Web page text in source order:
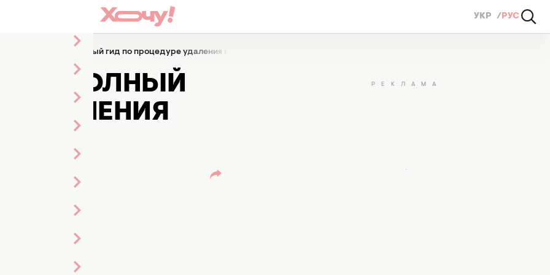
УКР РУС
эпиляция: полный гид по процедуре удаления волос
ПОЛНЫЙ
УДАЛЕНИЯ